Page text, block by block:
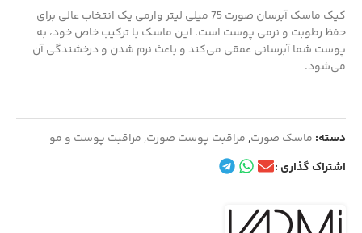
کیک ماسک آبرسان صورت 75 میلی لیتر وارمی یک انتخاب عالی برای
حفظ رطوبت و نرمی پوست است. این ماسک با ترکیب خاص خود، به
پوست شما آبرسانی عمقی می‌کند و باعث نرم شدن و درخشندگی آن
می‌شود.
دسته: ماسک صورت,مراقبت پوست صورت,مراقبت پوست و مو
اشتراک گذاری :